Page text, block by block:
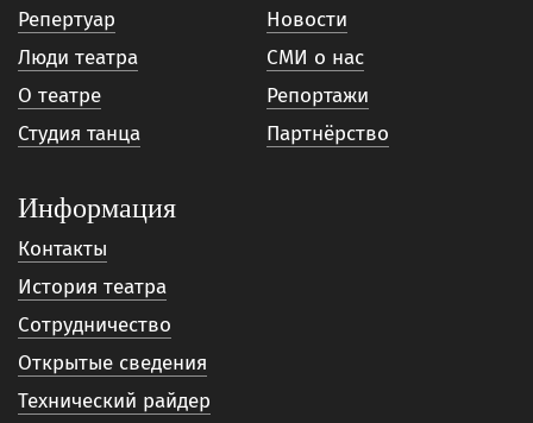
Репертуар
Люди театра
О театре
Студия танца
Новости
СМИ о нас
Репортажи
Партнёрство
Информация
Контакты
История театра
Сотрудничество
Открытые сведения
Технический райдер